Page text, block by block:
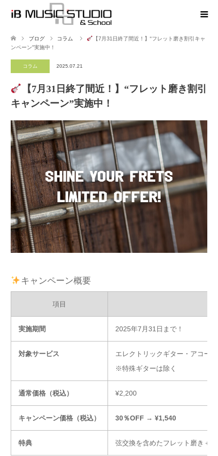
ブログ コラム
【7月31日終了間近！】“フレット磨き割引キャ
ンペーン”実施中！
コラム 2025.07.21
【7月31日終了間近！】“フレット磨き割引
キャンペーン”実施中！
キャンペーン概要
項目
実施期間 2025年7月31日まで！
対象サービス
エレクトリックギター・アコー
※特殊ギターは除く
通常価格（税込） ¥2,200
キャンペーン価格（税込） 30％OFF → ¥1,540
特典 弦交換を含めたフレット磨き＋